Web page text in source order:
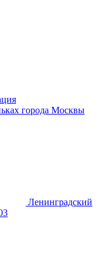
города Москвы
Ленинградский